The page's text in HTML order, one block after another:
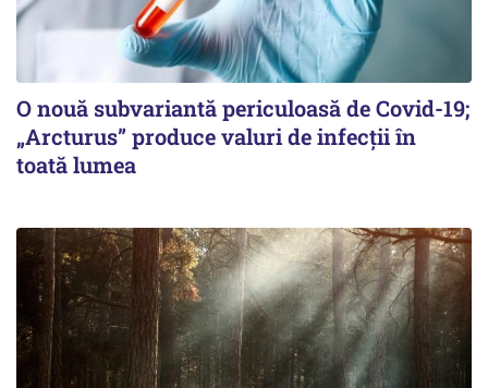
O nouă subvariantă periculoasă de Covid-19;
„Arcturus” produce valuri de infecții în
toată lumea